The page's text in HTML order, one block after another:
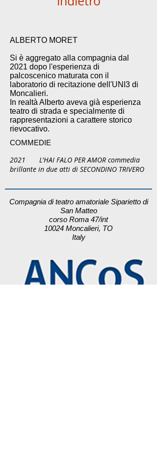
ALBERTO MORET
Si è aggregato alla compagnia dal
2021 dopo l'esperienza di
palcoscenico maturata con il
laboratorio di recitazione dell'UNI3 di
Moncalieri.
In realtà Alberto aveva già esperienza
teatro di strada e specialmente di
rappresentazioni a carattere storico
rievocativo.
COMMEDIE
2021 L'HAI FALO PER AMOR commedia
brillante in due atti di SECONDINO TRIVERO
Compagnia di teatro amatoriale Siparietto di
San Matteo
corso Roma 47/int
10024 Moncalieri, TO
Italy